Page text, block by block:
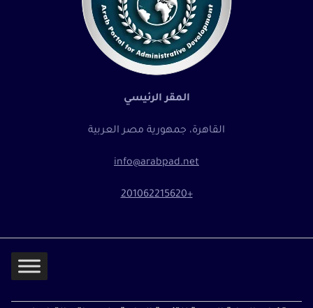
المقر الرئيسي
القاهرة، جمهورية مصر العربية
info@arabpad.net
+201062215620